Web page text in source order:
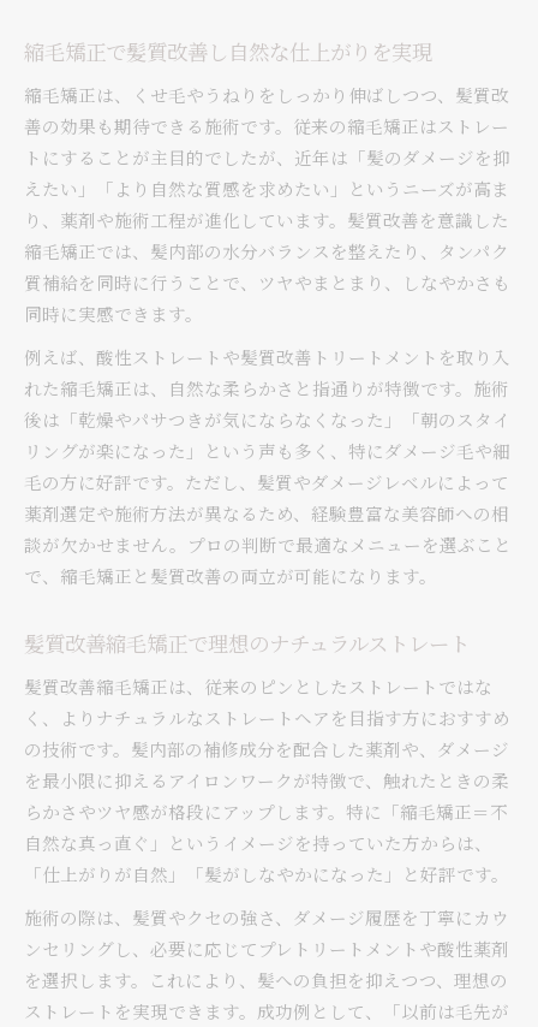
縮毛矯正で髪質改善し自然な仕上がりを実現
縮毛矯正は、くせ毛やうねりをしっかり伸ばしつつ、髪質改
善の効果も期待できる施術です。従来の縮毛矯正はストレー
トにすることが主目的でしたが、近年は「髪のダメージを抑
えたい」「より自然な質感を求めたい」というニーズが高ま
り、薬剤や施術工程が進化しています。髪質改善を意識した
縮毛矯正では、髪内部の水分バランスを整えたり、タンパク
質補給を同時に行うことで、ツヤやまとまり、しなやかさも
同時に実感できます。
例えば、酸性ストレートや髪質改善トリートメントを取り入
れた縮毛矯正は、自然な柔らかさと指通りが特徴です。施術
後は「乾燥やパサつきが気にならなくなった」「朝のスタイ
リングが楽になった」という声も多く、特にダメージ毛や細
毛の方に好評です。ただし、髪質やダメージレベルによって
薬剤選定や施術方法が異なるため、経験豊富な美容師への相
談が欠かせません。プロの判断で最適なメニューを選ぶこと
で、縮毛矯正と髪質改善の両立が可能になります。
髪質改善縮毛矯正で理想のナチュラルストレート
髪質改善縮毛矯正は、従来のピンとしたストレートではな
く、よりナチュラルなストレートヘアを目指す方におすすめ
の技術です。髪内部の補修成分を配合した薬剤や、ダメージ
を最小限に抑えるアイロンワークが特徴で、触れたときの柔
らかさやツヤ感が格段にアップします。特に「縮毛矯正＝不
自然な真っ直ぐ」というイメージを持っていた方からは、
「仕上がりが自然」「髪がしなやかになった」と好評です。
施術の際は、髪質やクセの強さ、ダメージ履歴を丁寧にカウ
ンセリングし、必要に応じてプレトリートメントや酸性薬剤
を選択します。これにより、髪への負担を抑えつつ、理想の
ストレートを実現できます。成功例として、「以前は毛先が